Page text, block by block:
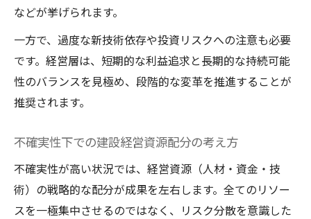
などが挙げられます。
一方で、過度な新技術依存や投資リスクへの注意も必要
です。経営層は、短期的な利益追求と長期的な持続可能
性のバランスを見極め、段階的な変革を推進することが
推奨されます。
不確実性下での建設経営資源配分の考え方
不確実性が高い状況では、経営資源（人材・資金・技
術）の戦略的な配分が成果を左右します。全てのリソー
スを一極集中させるのではなく、リスク分散を意識した